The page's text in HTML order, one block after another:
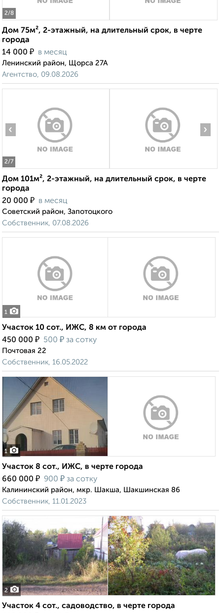
2/8
Дом 75м², 2-этажный, на длительный срок, в черте
города
14 000 ₽ в месяц
Ленинский район, Щорса 27А
Агентство, 09.08.2026
2/7
‹ ›
Дом 101м², 2-этажный, на длительный срок, в черте
города
20 000 ₽ в месяц
Советский район, Запотоцкого
Собственник, 07.08.2026
1
Участок 10 сот., ИЖС, 8 км от города
450 000 ₽ 500 ₽ за сотку
Почтовая 22
Собственник, 16.05.2022
1
Участок 8 сот., ИЖС, в черте города
660 000 ₽ 900 ₽ за сотку
Калининский район, мкр. Шакша, Шакшинская 86
Собственник, 11.01.2023
2
Участок 4 сот., садоводство, в черте города